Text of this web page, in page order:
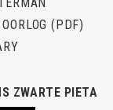
(PDF)
ZWARTE PIETA